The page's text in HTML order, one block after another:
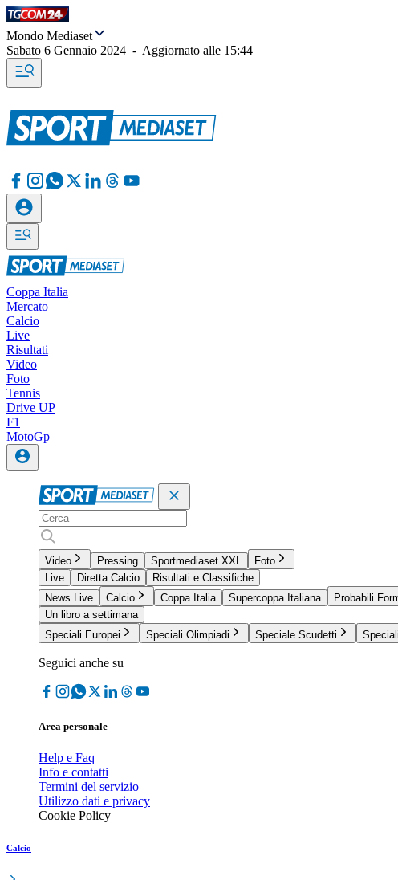
Mondo Mediaset
Sabato 6 Gennaio 2024 - Aggiornato alle 15:44
Coppa Italia
Mercato
Calcio
Live
Risultati
Video
Foto
Tennis
Drive UP
F1
MotoGp
Video Pressing Sportmediaset XXL
Foto
Live
Diretta Calcio
Risultati e Classifiche
News Live
Calcio Coppa Italia Supercoppa Italiana Probabili
Un libro a settimana
Speciali Europei
Speciali Olimpiadi Speciale Scudetti
Seguici anche su
Area personale
Help e Faq
Info e contatti
Termini del servizio
Utilizzo dati e privacy
Cookie Policy
Calcio